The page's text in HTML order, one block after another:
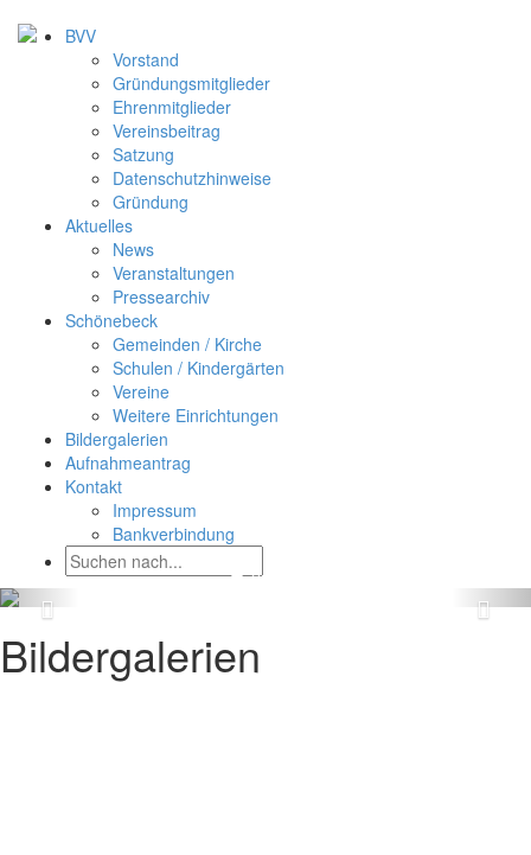
BVV
Vorstand
Gründungsmitglieder
Ehrenmitglieder
Vereinsbeitrag
Satzung
Datenschutzhinweise
Gründung
Aktuelles
News
Veranstaltungen
Pressearchiv
Schönebeck
Gemeinden / Kirche
Schulen / Kindergärten
Vereine
Weitere Einrichtungen
Bildergalerien
Aufnahmeantrag
Kontakt
Impressum
Bankverbindung
Bildergalerien